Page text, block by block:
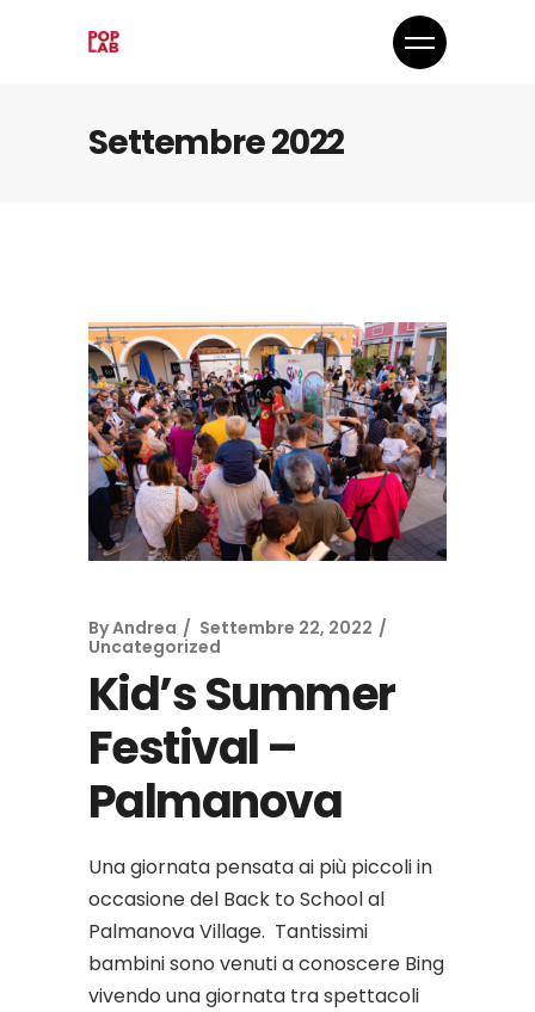
Settembre 2022
ByAndrea
Settembre 22, 2022
Uncategorized
Kid’s Summer
Festival –
Palmanova
Una giornata pensata ai più piccoli in
occasione del Back to School al
Palmanova Village. Tantissimi
bambini sono venuti a conoscere Bing
vivendo una giornata tra spettacoli